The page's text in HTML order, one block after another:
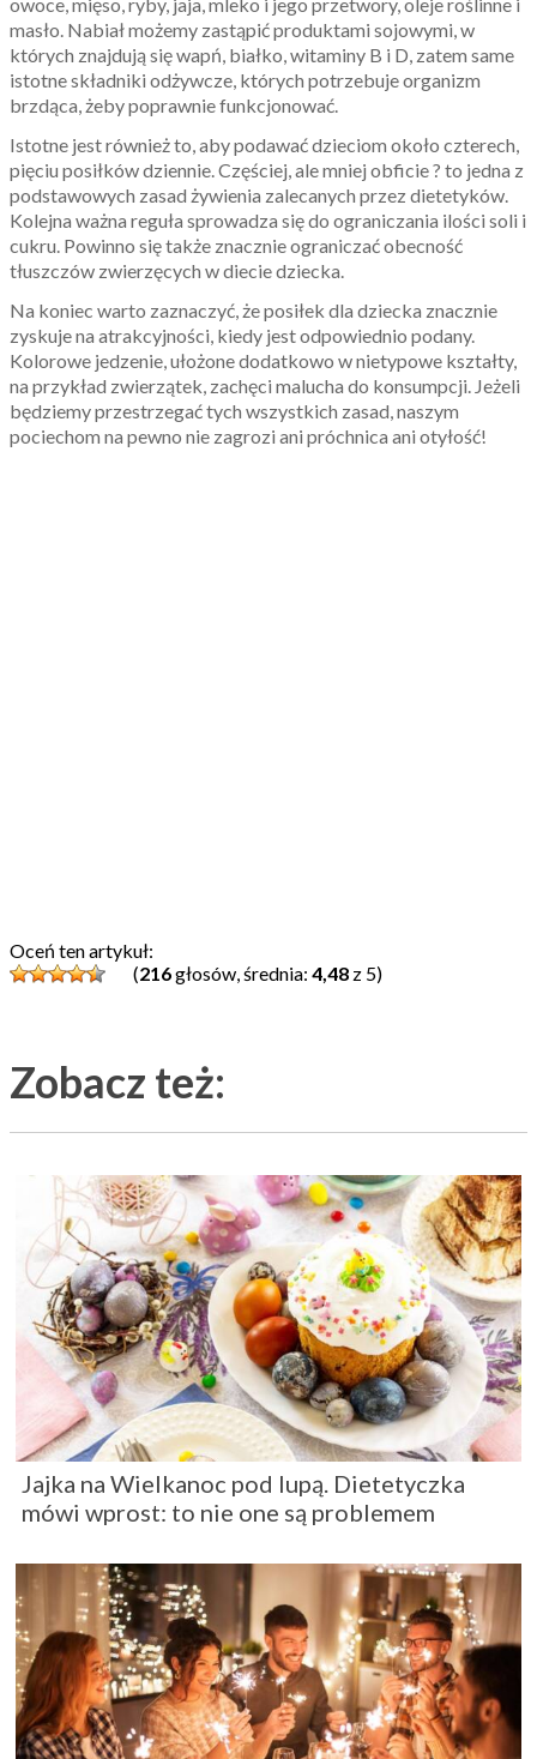
masło. Nabiał możemy zastąpić produktami sojowymi, w
których znajdują się wapń, białko, witaminy B i D, zatem same
istotne składniki odżywcze, których potrzebuje organizm
brzdąca, żeby poprawnie funkcjonować.
Istotne jest również to, aby podawać dzieciom około czterech,
pięciu posiłków dziennie. Częściej, ale mniej obficie ? to jedna z
podstawowych zasad żywienia zalecanych przez dietetyków.
Kolejna ważna reguła sprowadza się do ograniczania ilości soli i
cukru. Powinno się także znacznie ograniczać obecność
tłuszczów zwierzęcych w diecie dziecka.
Na koniec warto zaznaczyć, że posiłek dla dziecka znacznie
zyskuje na atrakcyjności, kiedy jest odpowiednio podany.
Kolorowe jedzenie, ułożone dodatkowo w nietypowe kształty,
na przykład zwierzątek, zachęci malucha do konsumpcji. Jeżeli
będziemy przestrzegać tych wszystkich zasad, naszym
pociechom na pewno nie zagrozi ani próchnica ani otyłość!
Oceń ten artykuł:
(216głosów, średnia: 4,48 z 5)
Zobacz też:
Jajka na Wielkanoc pod lupą. Dietetyczka
mówi wprost: to nie one są problemem